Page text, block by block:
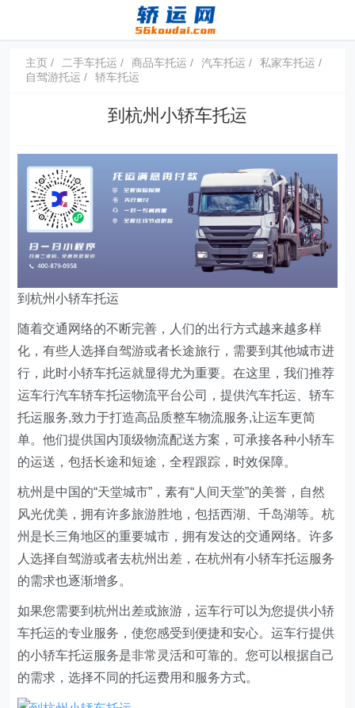
主页 二手车托运 商品车托运 汽车托运
私家车托运
自驾游托运
轿车托运
到杭州小轿车托运
到杭州小轿车托运
随着交通网络的不断完善，人们的出行方式越来越多样
化，有些人选择自驾游或者长途旅行，需要到其他城市进
行，此时小轿车托运就显得尤为重要。在这里，我们推荐
运车行汽车轿车托运物流平台公司，提供汽车托运、轿车
托运服务,致力于打造高品质整车物流服务,让运车更简
单。他们提供国内顶级物流配送方案，可承接各种小轿车
的运送，包括长途和短途，全程跟踪，时效保障。
杭州是中国的“天堂城市”，素有“人间天堂”的美誉，自然
风光优美，拥有许多旅游胜地，包括西湖、千岛湖等。杭
州是长三角地区的重要城市，拥有发达的交通网络。许多
人选择自驾游或者去杭州出差，在杭州有小轿车托运服务
的需求也逐渐增多。
如果您需要到杭州出差或旅游，运车行可以为您提供小轿
车托运的专业服务，使您感受到便捷和安心。运车行提供
的小轿车托运服务是非常灵活和可靠的。您可以根据自己
的需求，选择不同的托运费用和服务方式。